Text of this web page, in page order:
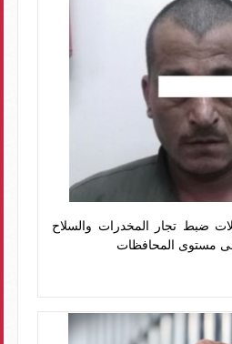
ضبط تجار المخدرات والسلاح
مستوى المحافظات